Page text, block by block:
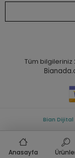
Tüm bilgileriniz
Anasayfa
Bian Dijital